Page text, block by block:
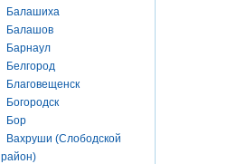
Балашиха
Балашов
Барнаул
Белгород
Благовещенск
Богородск
Бор
Вахруши (Слободской
район)